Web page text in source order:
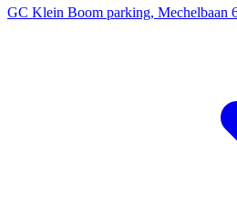
GC Klein Boom parking, Mechelbaan